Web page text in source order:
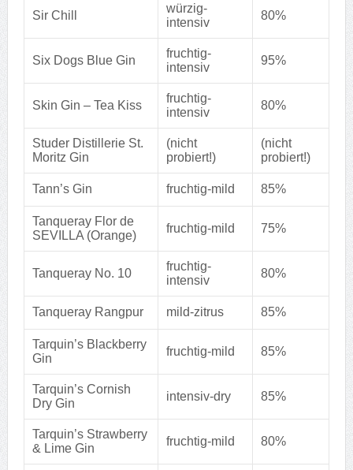
Sir Chill
würzig-
intensiv
80%
Six Dogs Blue Gin
fruchtig-
intensiv
95%
Skin Gin – Tea Kiss
fruchtig-
intensiv
80%
Studer Distillerie St.
Moritz Gin
(nicht
probiert!)
(nicht
probiert!)
Tann’s Gin fruchtig-mild 85%
Tanqueray Flor de
SEVILLA (Orange)
fruchtig-mild 75%
Tanqueray No. 10
fruchtig-
intensiv
80%
Tanqueray Rangpur mild-zitrus 85%
Tarquin’s Blackberry
Gin
fruchtig-mild 85%
Tarquin’s Cornish
Dry Gin
intensiv-dry 85%
Tarquin’s Strawberry
& Lime Gin
fruchtig-mild 80%